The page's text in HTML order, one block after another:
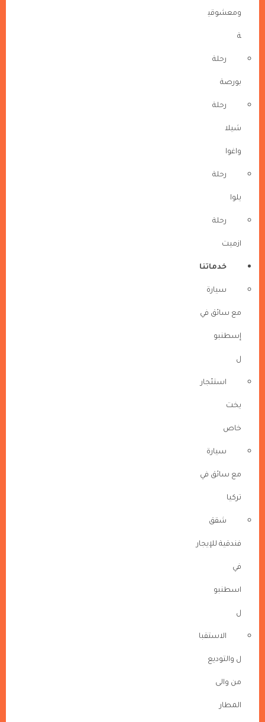
ومعشوقي
ة
رحلة
بورصة
رحلة
شيلا
واغوا
رحلة
يلوا
رحلة
ازميت
خدماتنا
سيارة
مع سائق في
إسطنبو
ل
استئجار
يخت
خاص
سيارة
مع سائق في
تركيا
شقق
فندقية للإيجار
في
اسطنبو
ل
الاستقبا
ل والتوديع
من والى
المطار